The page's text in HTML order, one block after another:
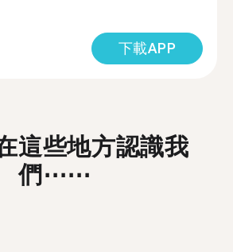
下載APP
這些地方認識我
們⋯⋯